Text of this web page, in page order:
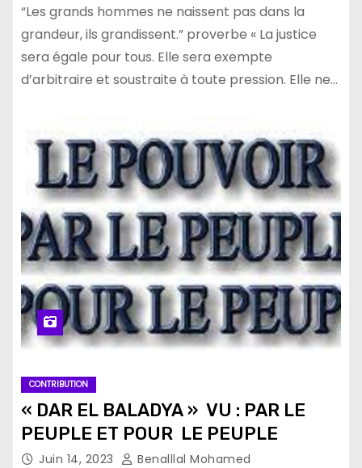
“Les grands hommes ne naissent pas dans la
grandeur, ils grandissent.” proverbe « La justice
sera égale pour tous. Elle sera exempte
d’arbitraire et soustraite à toute pression. Elle ne…
CONTRIBUTION
« DAR EL BALADYA » VU : PAR LE
PEUPLE ET POUR LE PEUPLE
Juin 14, 2023 Benalllal Mohamed